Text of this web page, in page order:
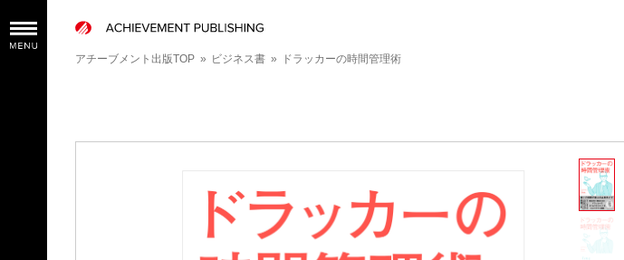
アチーブメント出版TOP» ビジネス書» ドラッカーの時間管理術